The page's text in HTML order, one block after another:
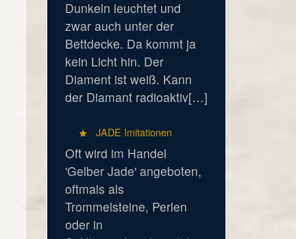
Dunkeln leuchtet und
zwar auch unter der
Bettdecke. Da kommt ja
kein Licht hin. Der
Diament ist weiß. Kann
der Diamant radioaktiv[…]
JADE Imitationen
Oft wird im Handel
'Gelber Jade' angeboten,
oftmals als
Trommelsteine, Perlen
oder in